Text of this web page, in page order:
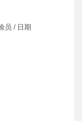
/ 日期